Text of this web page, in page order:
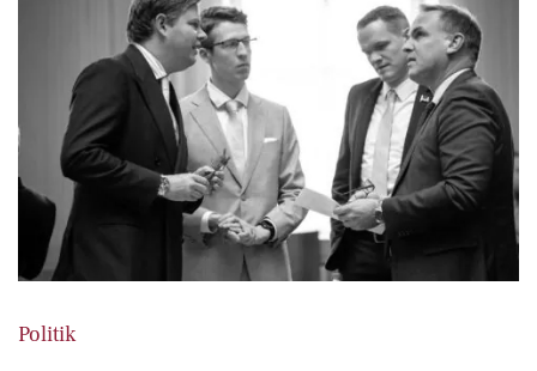
Politik